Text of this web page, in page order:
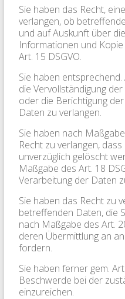
Sie haben das Recht,
verlangen, ob
und auf Auskunft über
Informationen und
Art. 15 DSGVO.
Sie haben
die Vervollständigung
oder die Berichtigung
Daten zu verlangen.
Sie haben nach
Recht zu verlangen,
unverzüglich gelöscht
Maßgabe des Art. 18
Verarbeitung der Daten
Sie haben das Recht zu
betreffenden Daten, die
nach Maßgabe des Art.
deren Übermittlung an
fordern.
Sie haben ferner gem.
Beschwerde bei der
einzureichen.